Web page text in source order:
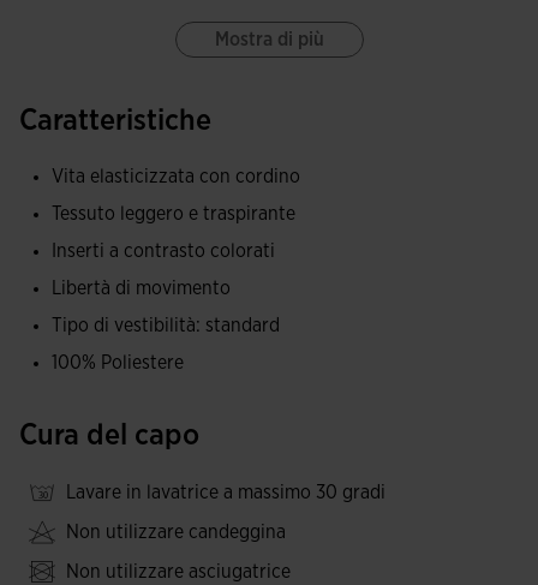
Questi pantaloncini hanno una vita elasticizzata che si
aperture sull'orlo laterale che hanno lo scopo di aumentare
Sono realizzati in un tessuto leggero che disperde il sudore
per mantenere la traspirabilità e la pelle asciutta in ogni
in modo preciso e non impongono limiti al movimento.
Molto resistenti all'usura, agli sfregamenti e ai lavaggi, il
accompagnato da parti a contrasto sui lati.
Elegante logo Joma ricamato.
Mostra di più
Caratteristiche
Vita elasticizzata con cordino
Tessuto leggero e traspirante
Inserti a contrasto colorati
Libertà di movimento
Tipo di vestibilità: standard
100% Poliestere
Cura del capo
Lavare in lavatrice a massimo 30 gradi
Non utilizzare candeggina
Non utilizzare asciugatrice